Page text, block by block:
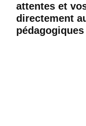
attentes et
directement